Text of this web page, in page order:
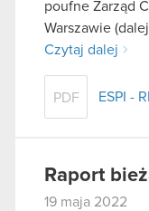
poufne Zarząd
Warszawie
Czytaj dalej
PDF ESPI -
Raport
19 maja 2022